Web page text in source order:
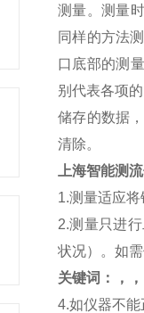
测量。测量
同样的方法
口底部的测
别代表各项
储存的数据
清除。
上海智能测
1.测量适应
2.测量只进
状况）。如
关键词：，，
4.如仪器不